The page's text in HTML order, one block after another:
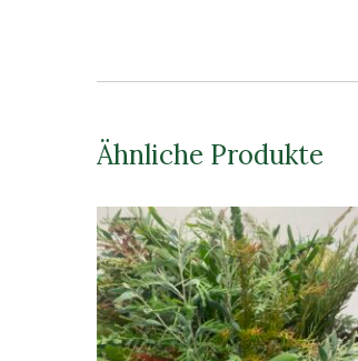
Ähnliche Produkte